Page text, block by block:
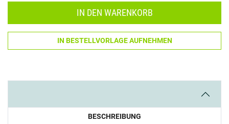
IN DEN WARENKORB
IN BESTELLVORLAGE AUFNEHMEN
BESCHREIBUNG